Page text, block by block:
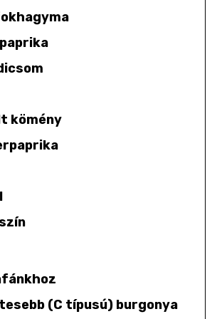
kömény
(C típusú) burgonya